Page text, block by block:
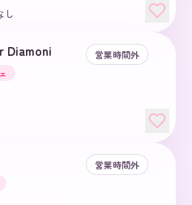
し
Diamoni
営業時間外
営業時間外